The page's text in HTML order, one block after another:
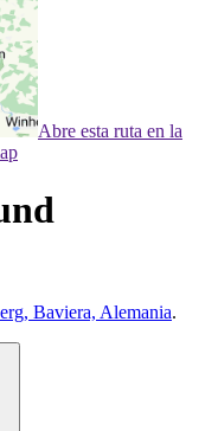
Abre esta ruta en la
Baviera, Alemania.